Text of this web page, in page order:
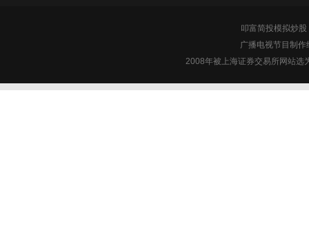
叩富简投模拟炒
广播电视节目制
2008年被上海证券交易所网站选